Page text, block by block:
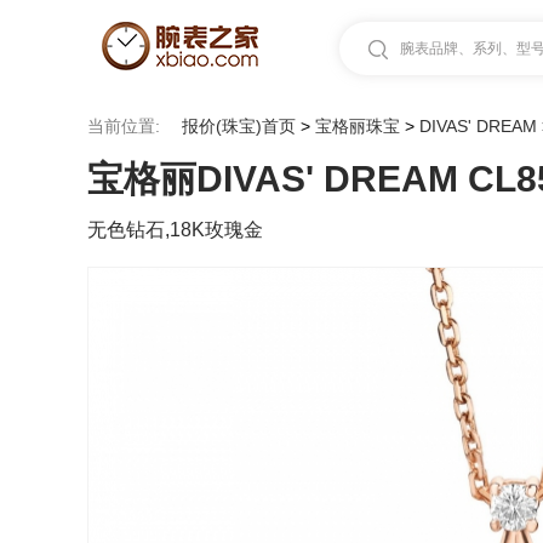
腕表品牌、系列、型
当前位置: 报价(珠宝)首页 > 宝格丽珠宝 > DIVAS' DREAM
宝格丽DIVAS' DREAM
无色钻石,18K玫瑰金